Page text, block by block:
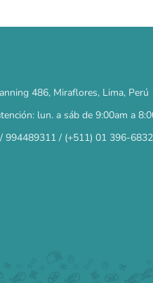
✕
CAT WEEK · 4 AL 8 DE AGOSTO
por esta semana.
486, Miraflores, Lima, Perú
lun. a sáb de 9:00am a
994489311 / (+511) 01 396-6832